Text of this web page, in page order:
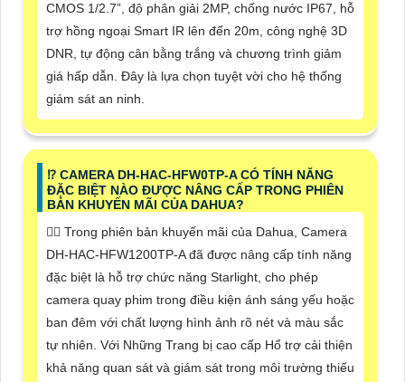
CMOS 1/2.7”, độ phân giải 2MP, chống nước IP67, hỗ
trợ hồng ngoại Smart IR lên đến 20m, công nghệ 3D
DNR, tự động cân bằng trắng và chương trình giảm
giá hấp dẫn. Đây là lựa chọn tuyệt vời cho hệ thống
giám sát an ninh.
⁉️ CAMERA DH-HAC-HFW0TP-A CÓ TÍNH NĂNG
ĐẶC BIỆT NÀO ĐƯỢC NÂNG CẤP TRONG PHIÊN
BẢN KHUYẾN MÃI CỦA DAHUA?
❤️‍💋‍ Trong phiên bản khuyến mãi của Dahua, Camera
DH-HAC-HFW1200TP-A đã được nâng cấp tính năng
đặc biệt là hỗ trợ chức năng Starlight, cho phép
camera quay phim trong điều kiện ánh sáng yếu hoặc
ban đêm với chất lượng hình ảnh rõ nét và màu sắc
tự nhiên. Với Những Trang bị cao cấp Hổ trợ cải thiện
khả năng quan sát và giám sát trong môi trường thiếu